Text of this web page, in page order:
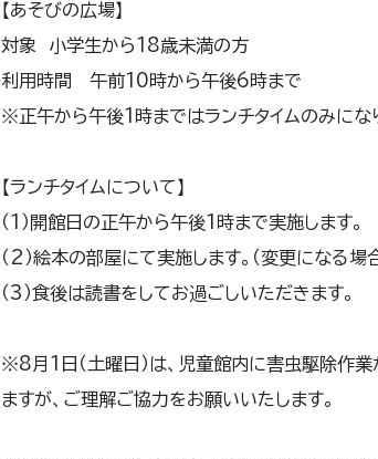
【あそびの広場】
対象 小学生から18歳未満の方
利用時間 午前10時から午後6時まで
※正午から午後1時まではランチタイムのみにな
【ランチタイムについて】
（1）開館日の正午から午後1時まで実施します。
（2）絵本の部屋にて実施します。（変更になる場
（3）食後は読書をしてお過ごしいただきます。
※8月1日（土曜日）は、児童館内に害虫駆除作
ますが、ご理解ご協力をお願いいたします。